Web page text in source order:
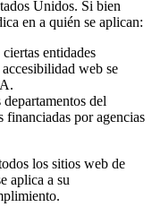
Unidos. Si bien
en a quién se aplican:
entidades
web se
del
financiadas por agencias
los sitios web de
aplica a su